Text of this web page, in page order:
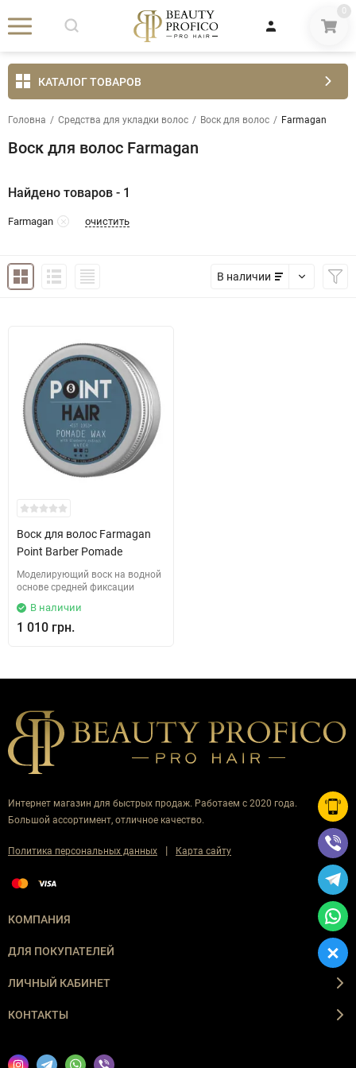
0
КАТАЛОГ ТОВАРОВ
Головна / Средства для укладки волос / Воск для волос / Farmagan
Воск для волос Farmagan
Найдено товаров - 1
Farmagan очистить
В наличии
Воск для волос Farmagan
Point Barber Pomade
Моделирующий воск на водной
основе средней фиксации
В наличии
1 010 грн.
Интернет магазин для быстрых продаж. Работаем с 2020 года.
Большой ассортимент, отличное качество.
Политика персональных данных | Карта сайту
КОМПАНИЯ
ДЛЯ ПОКУПАТЕЛЕЙ
ЛИЧНЫЙ КАБИНЕТ
КОНТАКТЫ